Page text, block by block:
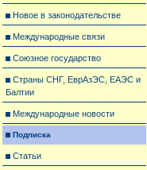
Новое в законодательстве
Международные связи
Союзное государство
Страны СНГ, ЕврАзЭС, ЕАЭС и
Балтии
Международные новости
Подписка
Статьи